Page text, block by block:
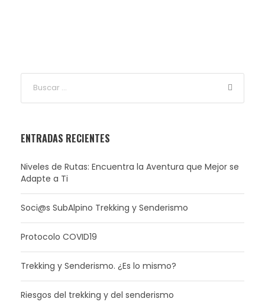
ENTRADAS RECIENTES
Niveles de Rutas: Encuentra la Aventura que Mejor se
Adapte a Ti
Soci@s SubAlpino Trekking y Senderismo
Protocolo COVID19
Trekking y Senderismo. ¿Es lo mismo?
Riesgos del trekking y del senderismo